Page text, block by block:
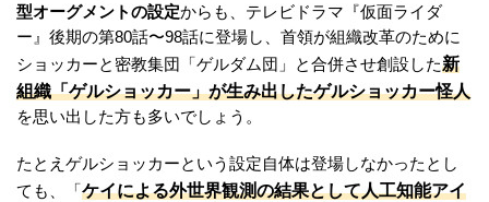
型オーグメントの設定からも、テレビドラマ『仮面ライダ
ー』後期の第80話〜98話に登場し、首領が組織改革のために
ショッカーと密教集団「ゲルダム団」と合併させ創設した新
組織「ゲルショッカー」が生み出したゲルショッカー怪人
を思い出した方も多いでしょう。
たとえゲルショッカーという設定自体は登場しなかったとし
ても、「 ケイによる外世界観測の結果として人工知能アイ